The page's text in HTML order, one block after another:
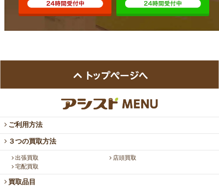
ご利用方法
３つの買取方法
出張買取
店頭買取
宅配買取
買取品目